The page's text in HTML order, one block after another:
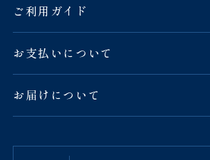
ご利用ガイド
お支払いについて
お届けについて